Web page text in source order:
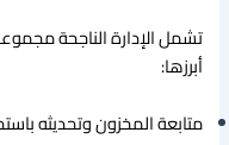
تشمل الإدارة الناجحة
أبرزها:
متابعة المخزون وتحديثه